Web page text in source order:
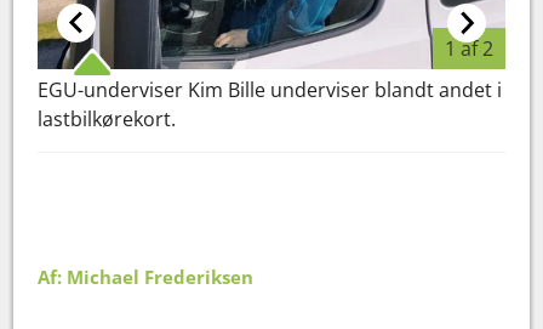
1 af 2
EGU-underviser Kim Bille underviser blandt andet i
lastbilkørekort.
Af: Michael Frederiksen